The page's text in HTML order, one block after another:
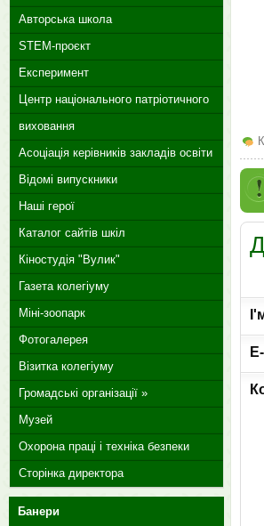
Авторська школа
STEM-проєкт
Експеримент
Центр національного патріотичного
виховання
Асоціація керівників закладів освіти
Відомі випускники
Наші герої
Каталог сайтів шкіл
Кіностудія "Вулик"
Газета колегіуму
Міні-зоопарк
Фотогалерея
Візитка колегіуму
Громадські організації »
Музей
Охорона праці і техніка безпеки
Сторінка директора
Банери